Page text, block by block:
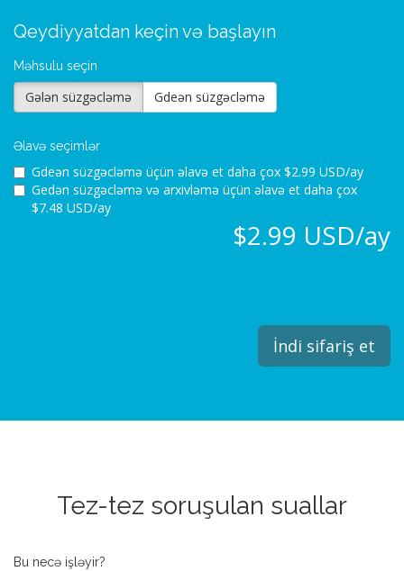
Qeydiyyatdan keçin və başlayın
Məhsulu seçin
Gələn süzgəcləmə Gdeən süzgəcləmə
Əlavə seçimlər
Gdeən süzgəcləmə üçün əlavə et daha çox $2.99 USD/ay
Gedən süzgəcləmə və arxivləmə üçün əlavə et daha çox
$7.48 USD/ay
$2.99 USD/ay
İndi sifariş et
Tez-tez soruşulan suallar
Bu necə işləyir?